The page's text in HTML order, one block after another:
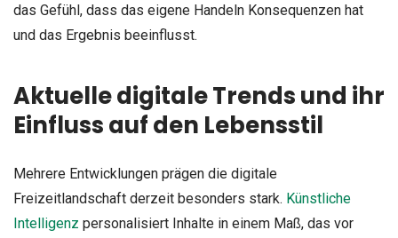
das Gefühl, dass das eigene Handeln Konsequenzen hat
und das Ergebnis beeinflusst.
Aktuelle digitale Trends und ihr
Einfluss auf den Lebensstil
Mehrere Entwicklungen prägen die digitale
Freizeitlandschaft derzeit besonders stark. Künstliche
Intelligenz personalisiert Inhalte in einem Maß, das vor